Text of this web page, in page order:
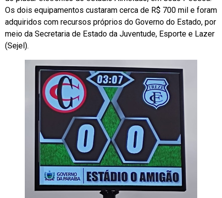
Os dois equipamentos custaram cerca de R$ 700 mil e foram
adquiridos com recursos próprios do Governo do Estado, por
meio da Secretaria de Estado da Juventude, Esporte e Lazer
(Sejel).